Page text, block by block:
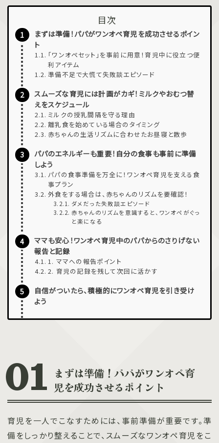
目次
まずは準備！パパがワンオペ育児を成功させるポイン
ト
「ワンオペセット」を事前に用意！育児中に役立つ便
利アイテム
準備不足で大慌て失敗談エピソード
スムーズな育児には計画がカギ！ミルクやおむつ替
えをスケジュール
ミルクの授乳間隔を守る理由
離乳食を始めている場合のタイミング
赤ちゃんの生活リズムに合わせたお昼寝と散歩
パパのエネルギーも重要！自分の食事も事前に準備
しよう
パパの食事準備を万全に！ワンオペ育児を支える食
事プラン
外食をする場合は、赤ちゃんのリズムを要確認！
ダメだった失敗談エピソード
赤ちゃんのリズムを意識すると、ワンオペがぐっ
と楽になる
ママも安心！ワンオペ育児中のパパからのさりげない
報告と記録
1. ママへの報告ポイント
2. 育児の記録を残して次回に活かす
自信がついたら、積極的にワンオペ育児を引き受け
よう
まずは準備！パパがワンオペ育
児を成功させるポイント
育児を一人でこなすためには、事前準備が重要です。準
備をしっかり整えることで、スムーズなワンオペ育児をこ